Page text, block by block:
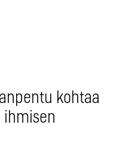
kohtaa
ihmisen